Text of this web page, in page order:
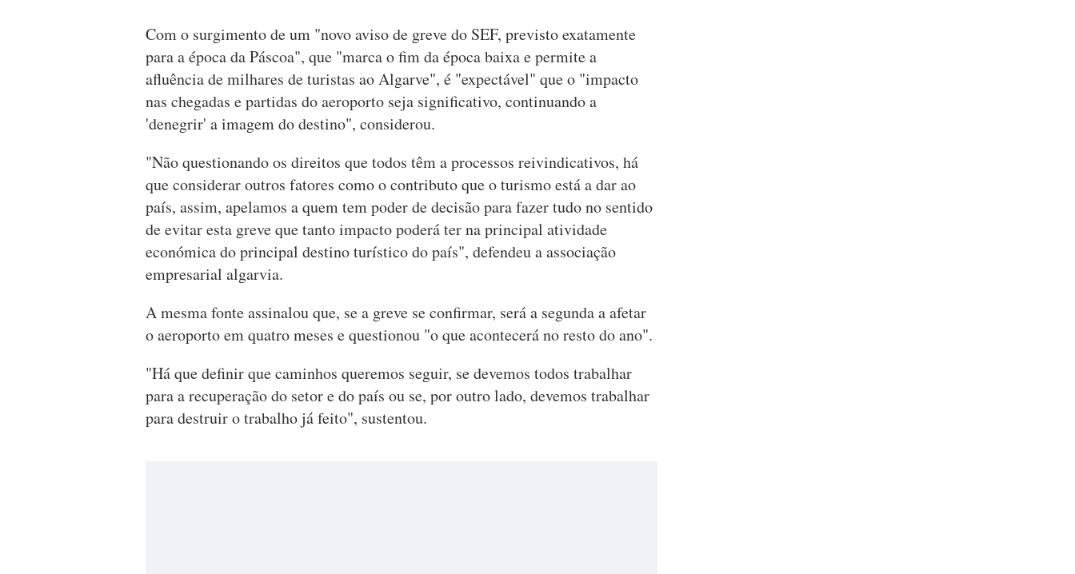
Com o surgimento de um "novo aviso de greve do SEF, previsto exatamente
para a época da Páscoa", que "marca o fim da época baixa e permite a
afluência de milhares de turistas ao Algarve", é "expectável" que o "impacto
nas chegadas e partidas do aeroporto seja significativo, continuando a
'denegrir' a imagem do destino", considerou.
"Não questionando os direitos que todos têm a processos reivindicativos, há
que considerar outros fatores como o contributo que o turismo está a dar ao
país, assim, apelamos a quem tem poder de decisão para fazer tudo no sentido
de evitar esta greve que tanto impacto poderá ter na principal atividade
económica do principal destino turístico do país", defendeu a associação
empresarial algarvia.
A mesma fonte assinalou que, se a greve se confirmar, será a segunda a afetar
o aeroporto em quatro meses e questionou "o que acontecerá no resto do ano".
"Há que definir que caminhos queremos seguir, se devemos todos trabalhar
para a recuperação do setor e do país ou se, por outro lado, devemos trabalhar
para destruir o trabalho já feito", sustentou.